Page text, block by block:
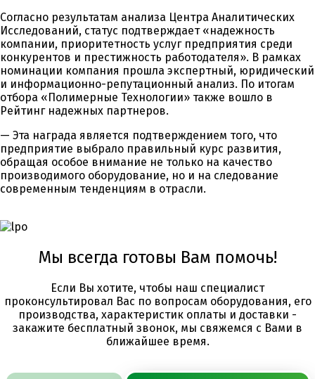
Согласно результатам анализа Центра Аналитических
Исследований, статус подтверждает «надежность
компании, приоритетность услуг предприятия среди
конкурентов и престижность работодателя». В рамках
номинации компания прошла экспертный, юридический
и информационно-репутационный анализ. По итогам
отбора «Полимерные Технологии» также вошло в
Рейтинг надежных партнеров.
— Эта награда является подтверждением того, что
предприятие выбрало правильный курс развития,
обращая особое внимание не только на качество
производимого оборудование, но и на следование
современным тенденциям в отрасли.
Мы всегда готовы Вам помочь!
Если Вы хотите, чтобы наш специалист
проконсультировал Вас по вопросам оборудования, его
производства, характеристик оплаты и доставки -
закажите бесплатный звонок, мы свяжемся с Вами в
ближайшее время.